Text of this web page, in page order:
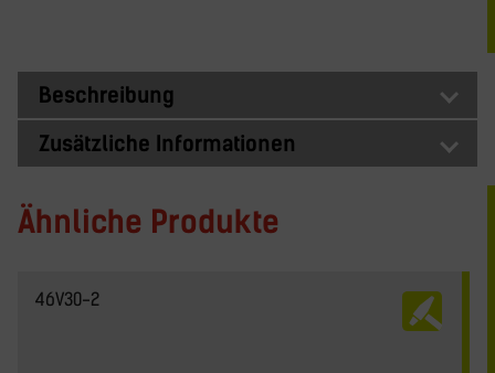
Beschreibung
Zusätzliche Informationen
Ähnliche Produkte
46V30-2